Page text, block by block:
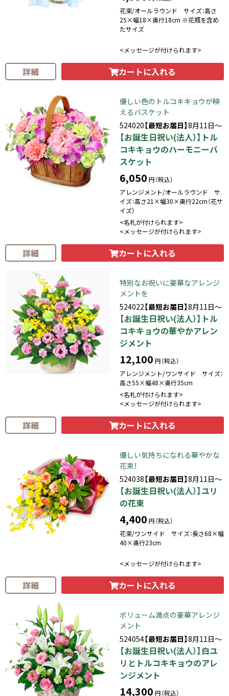
花束/オールラウンド サイズ：高さ
25×幅18×奥行18cm ※花瓶を含め
たサイズ
<メッセージが付けられます>
詳細 カートに入れる
優しい色のトルコキキョウが映
えるバスケット
524020【最短お届日】8月11日～
【お誕生日祝い(法人）】トル
コキキョウのハーモニーバ
スケット
6,050 円（税込）
アレンジメント/オールラウンド サ
イズ：高さ21×幅30×奥行22cm（花サ
イズ）
<名札が付けられます>
<メッセージが付けられます>
詳細 カートに入れる
特別なお祝いに豪華なアレンジ
メントを
524022【最短お届日】8月11日～
【お誕生日祝い(法人）】トル
コキキョウの華やかアレン
ジメント
12,100 円（税込）
アレンジメント/ワンサイド サイズ：
高さ55×幅48×奥行35cm
<名札が付けられます>
<メッセージが付けられます>
詳細 カートに入れる
優しい気持ちになれる華やかな
花束！
524038【最短お届日】8月11日～
【お誕生日祝い(法人）】ユリ
の花束
4,400 円（税込）
花束/ワンサイド サイズ：長さ68×幅
40×奥行23cm
<メッセージが付けられます>
詳細 カートに入れる
ボリューム満点の豪華アレンジ
メント
524054【最短お届日】8月11日～
【お誕生日祝い(法人）】白ユ
リとトルコキキョウのアレ
ンジメント
14,300 円（税込）